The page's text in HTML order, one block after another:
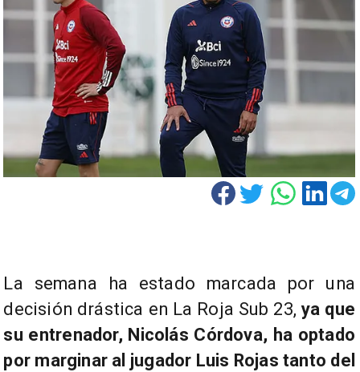
La semana ha estado marcada por una
decisión drástica en La Roja Sub 23,ya que
su entrenador, Nicolás Córdova, ha optado
por marginar al jugador Luis Rojas tanto del